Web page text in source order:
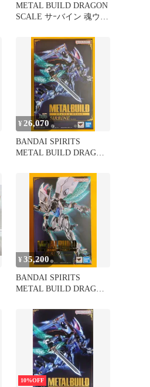
METAL BUILD DRAGON
SCALE サｰバイン 魂ウェ
イン
¥ 26,070
BANDAI SPIRITS
METAL BUILD DRAGON
¥35,200
BANDAI SPIRITS
METAL BUILD DRAGON
ン サーバイン(白き秘宝)
10%OFF